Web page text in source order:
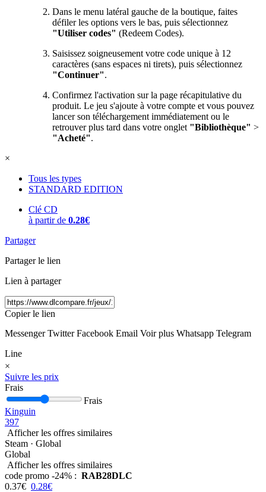
Dans le menu latéral gauche de la boutique, faites
défiler les options vers le bas, puis sélectionnez
"Utiliser codes" (Redeem Codes).
Saisissez soigneusement votre code unique à 12
caractères (sans espaces ni tirets), puis sélectionnez
"Continuer".
Confirmez l'activation sur la page récapitulative du
produit. Le jeu s'ajoute à votre compte et vous pouvez
lancer son téléchargement immédiatement ou le
retrouver plus tard dans votre onglet "Bibliothèque" >
"Acheté".
×
Tous les types
STANDARD EDITION
Clé CD
à partir de 0.28€
Partager
Partager le lien
Lien à partager
Copier le lien
Messenger Twitter Facebook Email Voir plus Whatsapp Telegram
Line
×
Suivre les prix
Frais
Frais
Kinguin
397
Afficher les offres similaires
Steam · Global
Global
Afficher les offres similaires
code promo -24% : RAB28DLC
0.37€ 0.28€